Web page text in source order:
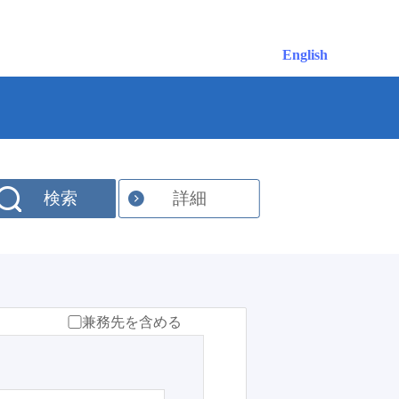
English
検索 詳細
兼務先を含める